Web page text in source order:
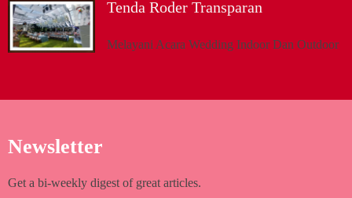
Tenda Roder Transparan
Melayani Acara Wedding Indoor Dan Outdoor
Newsletter
Get a bi-weekly digest of great articles.